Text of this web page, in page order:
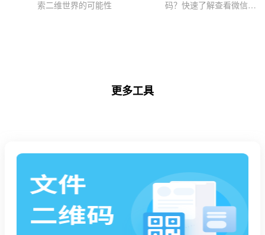
索二维世界的可能性
码？快速了解查看微信公
更多工具